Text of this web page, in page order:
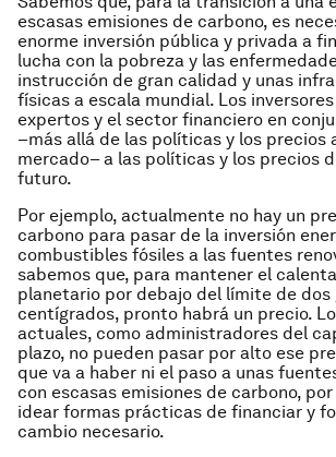
escasas emisiones de carbono, es
enorme inversión pública y privada a
lucha con la pobreza y las
instrucción de gran calidad y unas
físicas a escala mundial. Los
expertos y el sector financiero en
–más allá de las políticas y los precios
mercado– a las políticas y los precios
futuro.
Por ejemplo, actualmente no hay un
carbono para pasar de la inversión
combustibles fósiles a las fuentes
sabemos que, para mantener el
planetario por debajo del límite de dos
centígrados, pronto habrá un precio.
actuales, como administradores del
plazo, no pueden pasar por alto ese
que va a haber ni el paso a unas
con escasas emisiones de carbono,
idear formas prácticas de financiar y
cambio necesario.